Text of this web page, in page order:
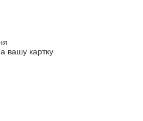
вашу картку